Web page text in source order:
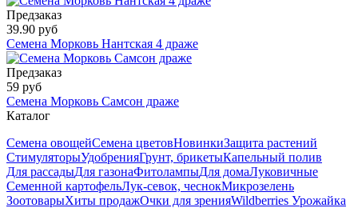
Предзаказ
39.90 руб
Семена Морковь Нантская 4 драже
Предзаказ
59 руб
Семена Морковь Самсон драже
Каталог
Семена овощейСемена цветовНовинкиЗащита растений
СтимуляторыУдобренияГрунт, брикетыКапельный полив
Для рассадыДля газонаФитолампыДля домаЛуковичные
Семенной картофельЛук-севок, чеснокМикрозелень
ЗоотоварыХиты продажОчки для зренияWildberries Урожайка